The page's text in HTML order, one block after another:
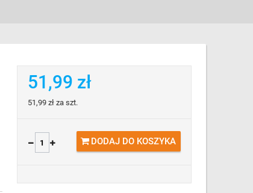
51,99 zł
51,99 złza szt.
DODAJ DO KOSZYKA